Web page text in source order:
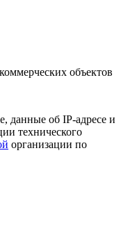
объектов
данные об IP-адресе и
технического
организации по